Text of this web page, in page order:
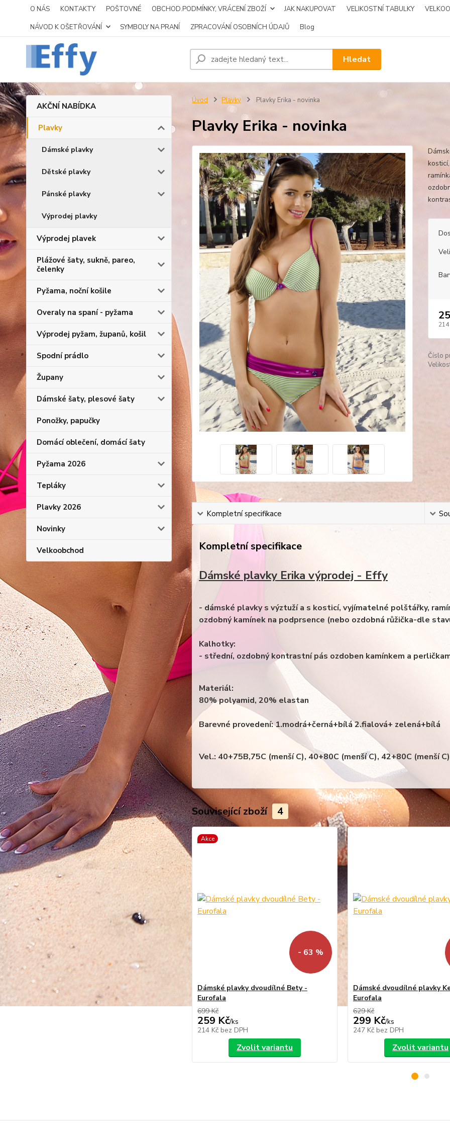
O NÁS KONTAKTY POŠTOVNÉ OBCHOD.PODMÍNKY, VRÁCENÍ ZBOŽÍ JAK NAKUPOVAT VELIKOSTNÍ TABULKY
NÁVOD K OŠETŘOVÁNÍ
SYMBOLY NA PRANÍ ZPRACOVÁNÍ OSOBNÍCH ÚDAJŮ Blog
Hledat
AKČNÍ NABÍDKA
Plavky
Dámské plavky
Dětské plavky
Pánské plavky
Výprodej plavky
Výprodej plavek
Plážové šaty, sukně, pareo,
čelenky
Pyžama, noční košile
Overaly na spaní - pyžama
Výprodej pyžam, županů, košil
Spodní prádlo
Župany
Dámské šaty, plesové šaty
Ponožky, papučky
Domácí oblečení, domácí šaty
Pyžama 2026
Tepláky
Plavky 2026
Novinky
Velkoobchod
Úvod Plavky Plavky Erika - novinka
Plavky Erika - novinka
214
Číslo
Kompletní specifikace
Kompletní specifikace
Dámské plavky Erika výprodej - Effy
- dámské plavky s výztuží a s kosticí, vyjímatelné polštářky,
ozdobný kamínek na podprsence (nebo ozdobná růžička-dle
Kalhotky:
- střední, ozdobný kontrastní pás ozdoben kamínkem a
Materiál:
80% polyamid, 20% elastan
Barevné provedení: 1.modrá+černá+bílá 2.fialová+ zelená+bílá
Vel.: 40+75B,75C (menší C), 40+80C (menší C), 42+80C (menší C)
Související zboží 4
Akce
- 63 %
Dámské plavky dvoudílné Bety -
Eurofala
699 Kč
259 Kč/ks
214 Kč bez DPH
Zvolit variantu
Dámské dvoudílné plavky
Eurofala
629 Kč
299 Kč/ks
247 Kč bez DPH
Zvolit variantu